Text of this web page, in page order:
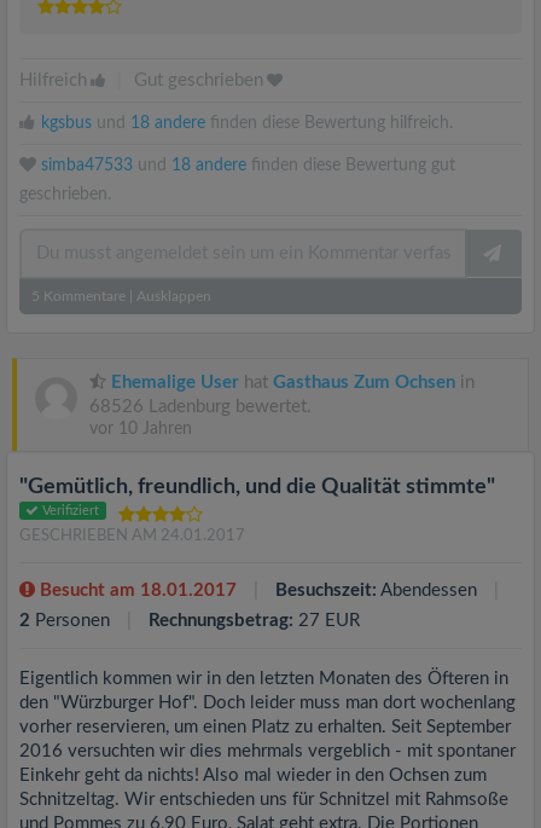
Hilfreich Gut geschrieben
kgsbus und 18 andere finden diese Bewertung hilfreich.
simba47533 und 18 andere finden diese Bewertung gut
geschrieben.
5 Kommentare Ausklappen
Ehemalige User hat Gasthaus Zum Ochsen in
68526 Ladenburg bewertet.
vor 10 Jahren
"Gemütlich, freundlich, und die Qualität stimmte"
Verifiziert
GESCHRIEBEN AM 24.01.2017
Besucht am 18.01.2017 Besuchszeit: Abendessen
2 Personen Rechnungsbetrag: 27 EUR
Eigentlich kommen wir in den letzten Monaten des Öfteren in
den "Würzburger Hof". Doch leider muss man dort wochenlang
vorher reservieren, um einen Platz zu erhalten. Seit September
2016 versuchten wir dies mehrmals vergeblich - mit spontaner
Einkehr geht da nichts! Also mal wieder in den Ochsen zum
Schnitzeltag. Wir entschieden uns für Schnitzel mit Rahmsoße
und Pommes zu 6,90 Euro, Salat geht extra. Die Portionen